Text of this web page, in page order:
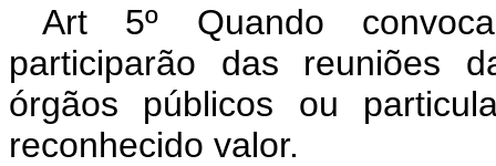
Art 5º Quando
participarão das reuniões
órgãos públicos ou
reconhecido valor.